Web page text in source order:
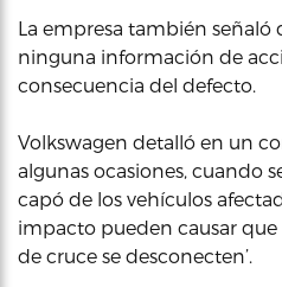
La empresa también señaló
ninguna información de
consecuencia del defecto.
Volkswagen detalló en un
algunas ocasiones, cuando
capó de los vehículos
impacto pueden causar
de cruce se desconecten’.